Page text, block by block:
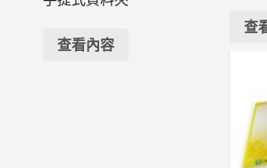
查看內容
查